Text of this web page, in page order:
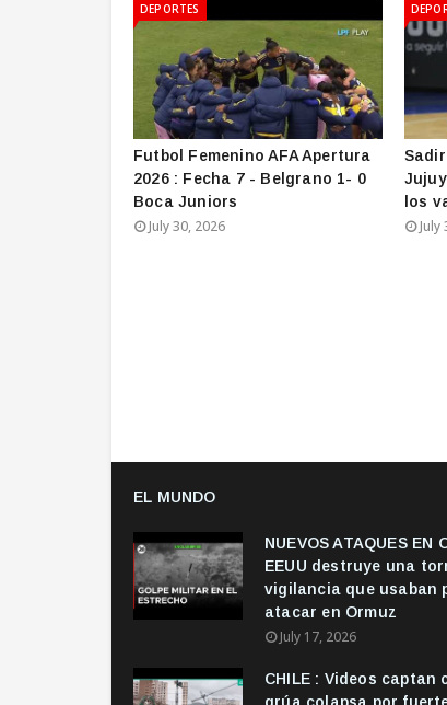
DEPORTES
Futbol Femenino AFA Apertura
2026 : Fecha 7 - Belgrano 1- 0
Boca Juniors
July 30, 2026
los
July
EL MUNDO
NUEVOS ATAQUES EN
EEUU destruye una
vigilancia que usaban
atacar en Ormuz
July 17, 2026
CHILE : Videos captan